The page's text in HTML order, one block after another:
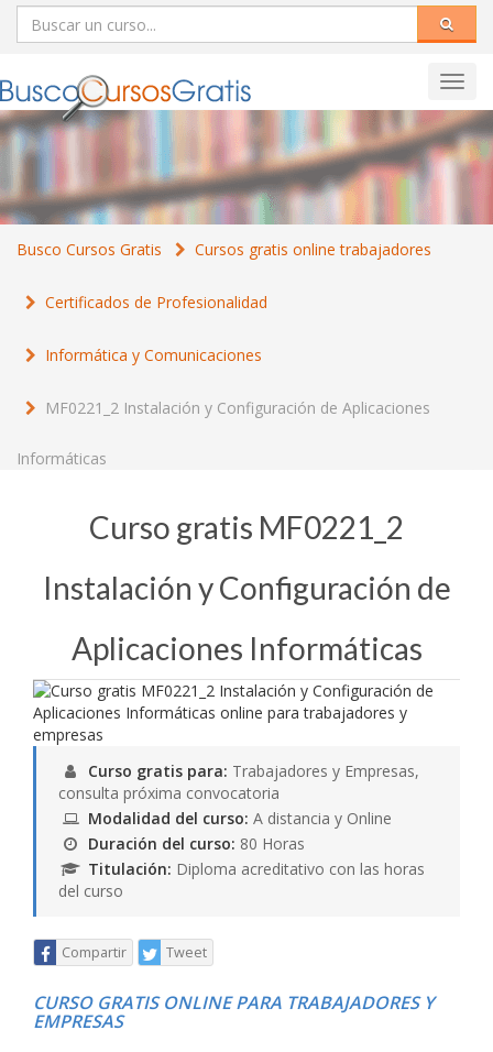
Busco Cursos Gratis Cursos gratis online trabajadores
Certificados de Profesionalidad
Informática y Comunicaciones
MF0221_2 Instalación y Configuración de Aplicaciones
Informáticas
Curso gratis MF0221_2
Instalación y Configuración de
Aplicaciones Informáticas
Curso gratis para: Trabajadores y Empresas,
consulta próxima convocatoria
Modalidad del curso: A distancia y Online
Duración del curso: 80 Horas
Titulación: Diploma acreditativo con las horas
del curso
Compartir Tweet
CURSO GRATIS ONLINE PARA TRABAJADORES Y
EMPRESAS